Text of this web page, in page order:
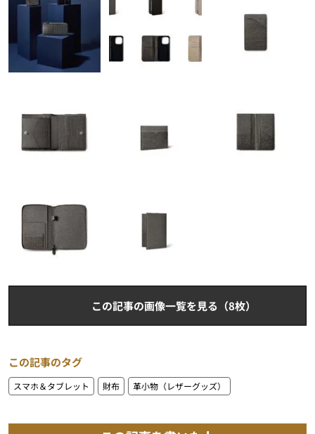
この記事の画像一覧を見る（8枚）
この記事のタグ
スマホ＆タブレット 財布 革小物（レザーグッズ）